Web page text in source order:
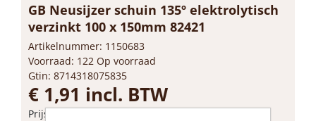
GB Neusijzer schuin 135º elektrolytisch
verzinkt 100 x 150mm 82421
Artikelnummer: 1150683
Voorraad: 122 Op voorraad
Gtin: 8714318075835
€ 1,91 incl. BTW
Prijs per 1 stuk